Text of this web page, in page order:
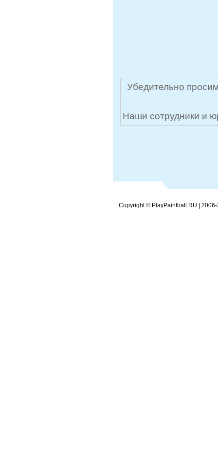
Убедительно
Наши сотрудники и
Copyright © PlayPaintball.RU | 2006-